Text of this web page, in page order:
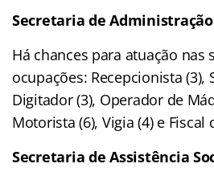
Secretaria de Administração
Há chances para atuação nas
ocupações: Recepcionista (3),
Digitador (3), Operador de
Motorista (6), Vigia (4) e Fiscal
Secretaria de Assistência